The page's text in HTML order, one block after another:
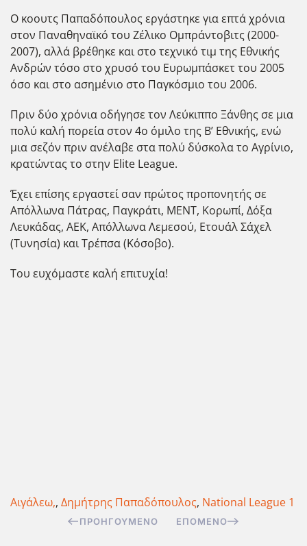
Ο κοουτς Παπαδόπουλος εργάστηκε για επτά χρόνια
στον Παναθηναϊκό του Ζέλικο Ομπράντοβιτς (2000-
2007), αλλά βρέθηκε και στο τεχνικό τιμ της Εθνικής
Ανδρών τόσο στο χρυσό του Ευρωμπάσκετ του 2005
όσο και στο ασημένιο στο Παγκόσμιο του 2006.
Πριν δύο χρόνια οδήγησε τον Λεύκιππο Ξάνθης σε μια
πολύ καλή πορεία στον 4ο όμιλο της Β’ Εθνικής, ενώ
μια σεζόν πριν ανέλαβε στα πολύ δύσκολα το Αγρίνιο,
κρατώντας το στην Elite League.
Έχει επίσης εργαστεί σαν πρώτος προπονητής σε
Απόλλωνα Πάτρας, Παγκράτι, ΜΕΝΤ, Κορωπί, Δόξα
Λευκάδας, ΑΕΚ, Απόλλωνα Λεμεσού, Ετουάλ Σάχελ
(Τυνησία) και Τρέπσα (Κόσοβο).
Του ευχόμαστε καλή επιτυχία!
Αιγάλεω,, Δημήτρης Παπαδόπουλος, National League 1
ΠΡΟΗΓΟΎΜΕΝΟ ΕΠΌΜΕΝΟ